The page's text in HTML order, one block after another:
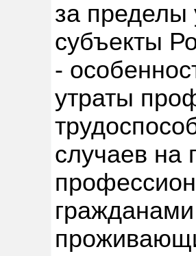
за пределы
субъекты
-
утраты
случаев на